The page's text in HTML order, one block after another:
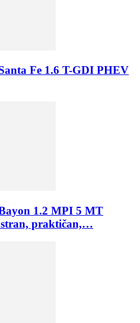
Fe 1.6 T-GDI PHEV
1.2 MPI 5 MT
praktičan,…